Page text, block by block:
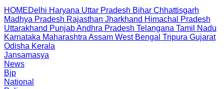
HOMEDelhi Haryana Uttar Pradesh Bihar Chhattisgarh
Madhya Pradesh Rajasthan Jharkhand Himachal Pradesh
Uttarakhand PunjabAndhra Pradesh Telangana Tamil Nadu
Karnataka Maharashtra Assam West Bengal Tripura Gujarat
Odisha Kerala
Jansamasya
News
Bjp
National